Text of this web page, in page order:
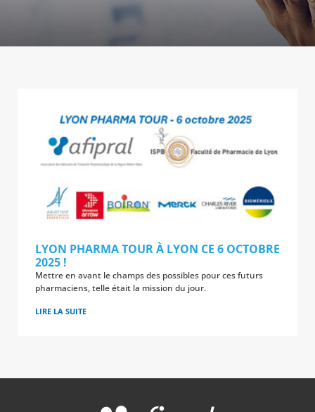
LYON PHARMA TOUR À LYON CE 6 OCTOBRE
2025 !
Mettre en avant le champs des possibles pour ces futurs
pharmaciens, telle était la mission du jour.
LIRE LA SUITE